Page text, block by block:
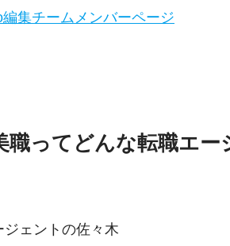
集チームメンバーページ
職ってどんな転職エー